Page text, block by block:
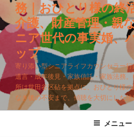
プ
務｜おひとり様の終
介護、財産管理・親
ニア世代の事実婚、
ップ
寄り添い型シニアライフカウンセラー
遺言・成年後見・家族信託・家族法務
所は世田谷区砧を拠点に、おひとり様
なき後の不安まで、傾聴を大切にした
メニュー